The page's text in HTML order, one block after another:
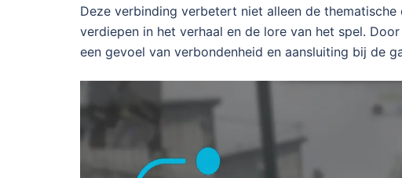
Deze verbinding verbetert niet alleen de
verdiepen in het verhaal en de lore van het spel.
een gevoel van verbondenheid en aansluiting bij de